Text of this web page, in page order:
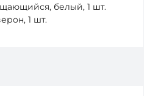
белый, 1 шт.
1 шт.